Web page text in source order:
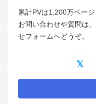
累計PVは1,200万ページ
お問い合わせや質問は
せフォームへどうぞ。